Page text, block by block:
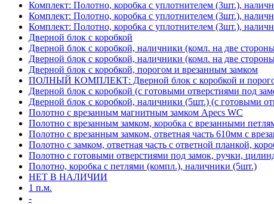
Комплект: Полотно, коробка с уплотнителем (3шт.),
Комплект: Полотно, коробка с уплотнителем (3шт.),
Комплект: Полотно, коробка с уплотнителем (3шт.),
Дверной блок с коробкой
Дверной блок с коробкой, наличники (комл. на две
Дверной блок с коробкой, наличники (комл. на две
Дверной блок с коробкой, порогом и врезанным замком
ПОЛНЫЙ КОМПЛЕКТ: Дверной блок с коробкой и
Дверной блок с коробкой (с готовыми отверстиями под
Дверной блок с коробкой, наличники (5шт.) (с готовыми
Полотно с врезанным магнитным замком Apecs WC
Полотно с врезанным замком, коробка с врезанными
Полотно с врезанным замком, ответная часть 610мм с
Полотно с замком, ответная часть с ответной планкой,
Полотно с готовыми отверстиями под замок, ручки,
Полотно, коробка с петлями (компл.), наличники (5шт.)
НЕТ В НАЛИЧИИ
1 п.м.
-